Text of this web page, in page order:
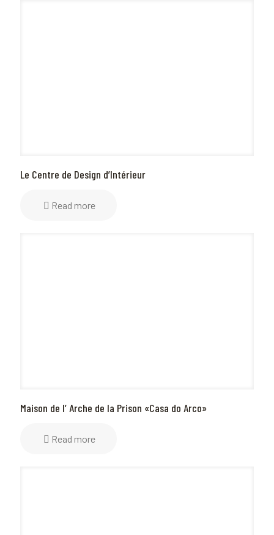
Le Centre de Design d’Intérieur
Read more
Maison de l’ Arche de la Prison «Casa do Arco»
Read more